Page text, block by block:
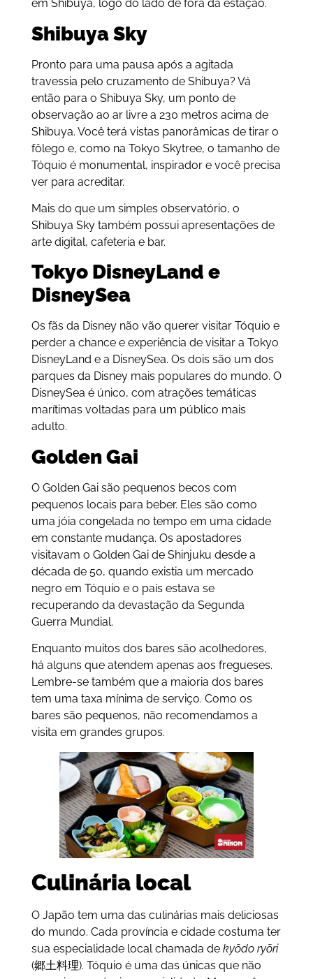
em Shibuya, logo do lado de fora da estação.
Shibuya Sky
Pronto para uma pausa após a agitada
travessia pelo cruzamento de Shibuya? Vá
então para o Shibuya Sky, um ponto de
observação ao ar livre a 230 metros acima de
Shibuya. Você terá vistas panorâmicas de tirar o
fôlego e, como na Tokyo Skytree, o tamanho de
Tóquio é monumental, inspirador e você precisa
ver para acreditar.
Mais do que um simples observatório, o
Shibuya Sky também possui apresentações de
arte digital, cafeteria e bar.
Tokyo DisneyLand e
DisneySea
Os fãs da Disney não vão querer visitar Tóquio e
perder a chance e experiência de visitar a Tokyo
DisneyLand e a DisneySea. Os dois são um dos
parques da Disney mais populares do mundo. O
DisneySea é único, com atrações temáticas
marítimas voltadas para um público mais
adulto.
Golden Gai
O Golden Gai são pequenos becos com
pequenos locais para beber. Eles são como
uma jóia congelada no tempo em uma cidade
em constante mudança. Os apostadores
visitavam o Golden Gai de Shinjuku desde a
década de 50, quando existia um mercado
negro em Tóquio e o país estava se
recuperando da devastação da Segunda
Guerra Mundial.
Enquanto muitos dos bares são acolhedores,
há alguns que atendem apenas aos fregueses.
Lembre-se também que a maioria dos bares
tem uma taxa mínima de serviço. Como os
bares são pequenos, não recomendamos a
visita em grandes grupos.
Culinária local
O Japão tem uma das culinárias mais deliciosas
do mundo. Cada província e cidade costuma ter
sua especialidade local chamada de kyōdo ryōri
(郷土料理). Tóquio é uma das únicas que não